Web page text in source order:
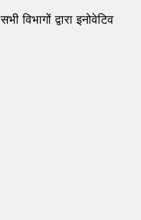
विभागों द्वारा इनोवेटिव